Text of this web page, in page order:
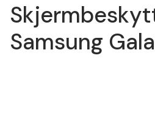
Samsung